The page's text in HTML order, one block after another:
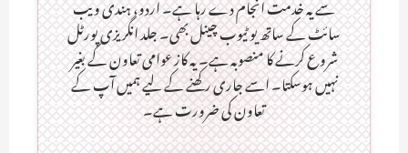
سائٹ کے ساتھ یو ٹیوب چینل بھی۔ جلد انگریزی پورٹل
شروع کرنے کا منصوبہ ہے۔ یہ کاز عوامی تعاون کے بغیر
نہیں ہوسکتا۔ اسے جاری رکھنے کے لیے ہمیں آپ کے
تعاون کی ضرورت ہے۔